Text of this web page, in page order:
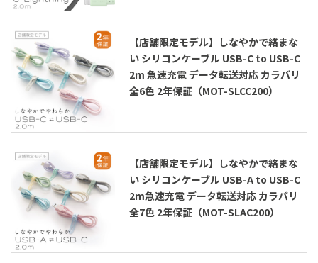
【店舗限定モデル】しなやかで絡まな
い シリコンケーブル USB-C to USB-C
2m 急速充電 データ転送対応 カラバリ
全6色 2年保証（MOT-SLCC200）
【店舗限定モデル】しなやかで絡まな
い シリコンケーブル USB-A to USB-C
2m急速充電 データ転送対応 カラバリ
全7色 2年保証（MOT-SLAC200）